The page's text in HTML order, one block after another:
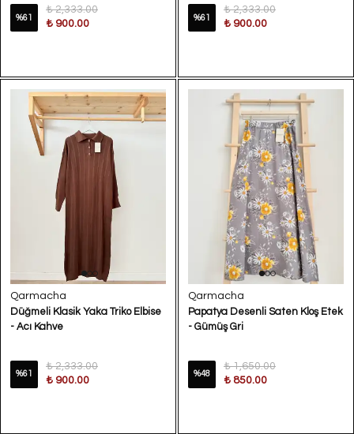
%61
₺ 2,333.00
₺ 900.00
%61
₺ 2,333.00
₺ 900.00
Qarmacha
Düğmeli Klasik Yaka Triko Elbise
- Acı Kahve
%61
₺ 2,333.00
₺ 900.00
Qarmacha
Papatya Desenli Saten Kloş Etek
- Gümüş Gri
%48
₺ 1,650.00
₺ 850.00